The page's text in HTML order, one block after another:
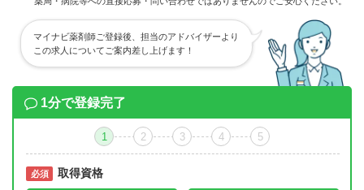
マイナビ薬剤師ご登録後、担当のアドバイザーより
この求人についてご案内差し上げます！
1分で登録完了
1 2 3 4 5
必須 取得資格